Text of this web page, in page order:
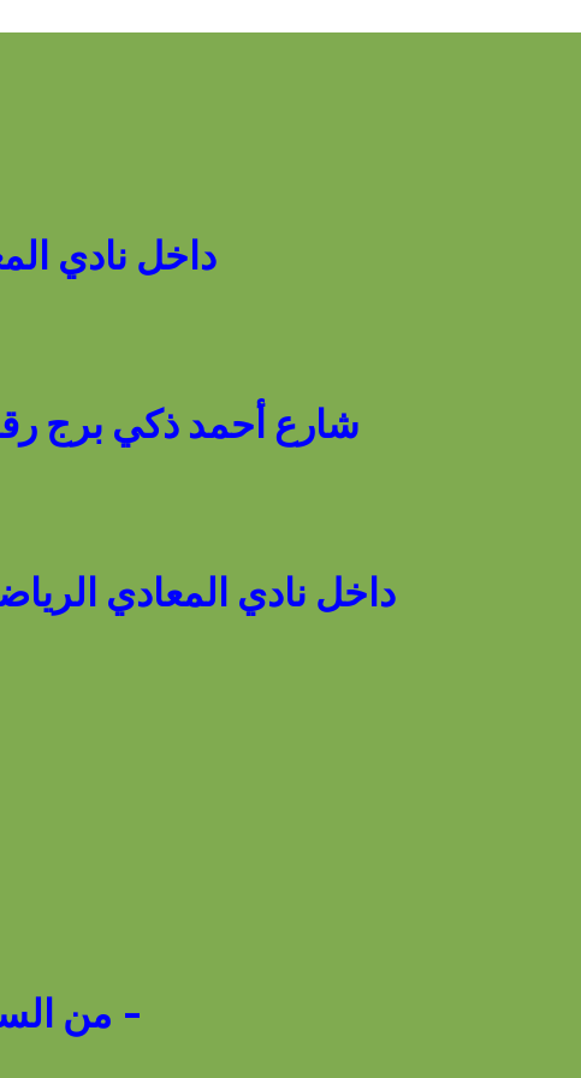
داخل نادي المعادي
شارع أحمد ذكي برج رقم 12 - ميدان سوارس - أمام نادي المعادي
داخل نادي المعادي
- من